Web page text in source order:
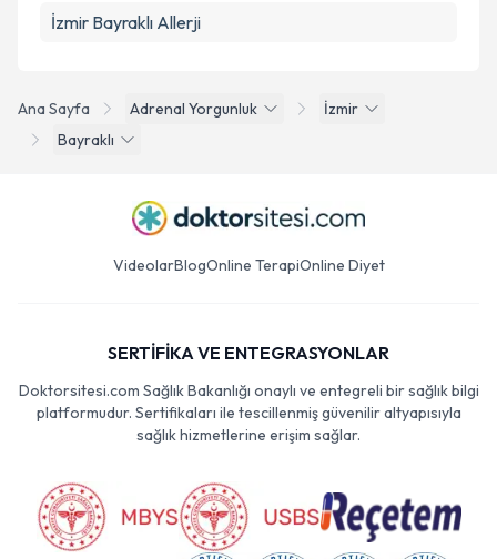
Ana Sayfa Adrenal Yorgunluk
İzmir
Bayraklı
İzmir Bayraklı Allerji
VideolarBlogOnline TerapiOnline Diyet
SERTİFİKA VE ENTEGRASYONLAR
Doktorsitesi.com Sağlık Bakanlığı onaylı ve entegreli bir sağlık bilgi
platformudur. Sertifikaları ile tescillenmiş güvenilir altyapısıyla
sağlık hizmetlerine erişim sağlar.